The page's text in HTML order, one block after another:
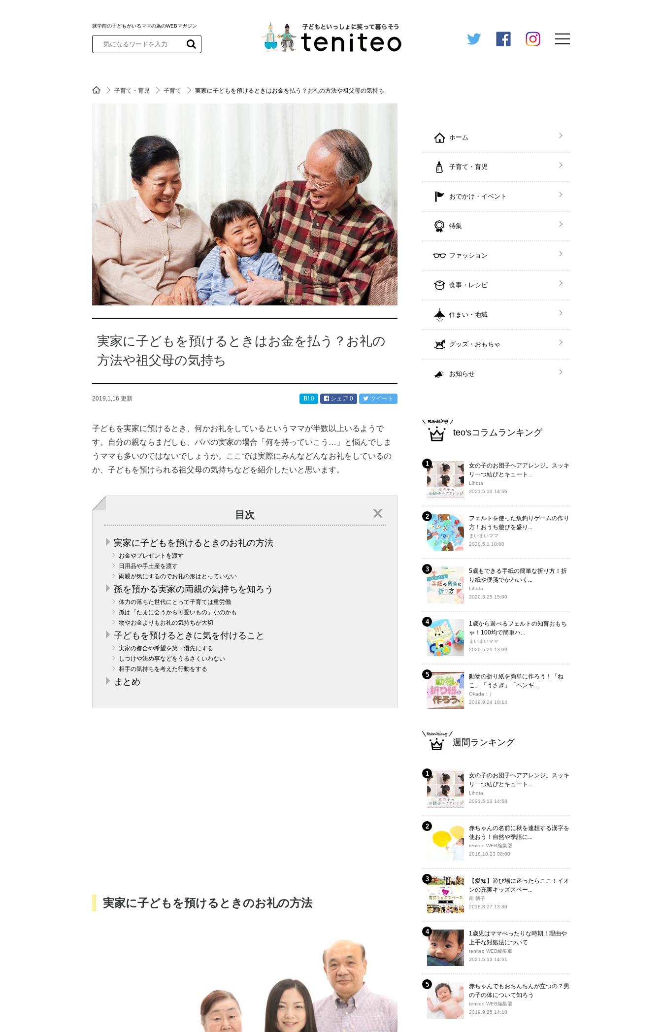
就学前の子どもがいるママの為のWEBマガジン
子育て・育児 子育て 実家に子どもを預けるときはお金を払う？お礼の方法や祖父母の気持ち
実家に子どもを預けるときはお金を払う？お礼の
方法や祖父母の気持ち
2019,1,16 更新 0 シェア 0 ツイート
子どもを実家に預けるとき、何かお礼をしているというママが半数以上いるようで
す。自分の親ならまだしも、パパの実家の場合「何を持っていこう…」と悩んでしま
うママも多いのではないでしょうか。ここでは実際にみんなどんなお礼をしているの
か、子どもを預けられる祖父母の気持ちなどを紹介したいと思います。
目次
実家に子どもを預けるときのお礼の方法
お金やプレゼントを渡す
日用品や手土産を渡す
両親が気にするのでお礼の形はとっていない
孫を預かる実家の両親の気持ちを知ろう
体力の落ちた世代にとって子育ては重労働
孫は「たまに会うから可愛いもの」なのかも
物やお金よりもお礼の気持ちが大切
子どもを預けるときに気を付けること
実家の都合や希望を第一優先にする
しつけや決め事などをうるさくいわない
相手の気持ちを考えた行動をする
まとめ
実家に子どもを預けるときのお礼の方法
ホーム
子育て・育児
おでかけ・イベント
特集
ファッション
食事・レシピ
住まい・地域
グッズ・おもちゃ
お知らせ
teo'sコラムランキング
女の子のお団子ヘアアレンジ。スッキ
リ一つ結びとキュート...
Lihota
2021.5.13 14:56
フェルトを使った魚釣りゲームの作り
方！おうち遊びを盛り...
まいまいママ
2020.5.1 10:00
5歳もできる手紙の簡単な折り方！折
り紙や便箋でかわいく...
Lihota
2020.3.25 15:00
1歳から遊べるフェルトの知育おもち
ゃ！100均で簡単ハ...
まいまいママ
2020.5.21 13:00
動物の折り紙を簡単に作ろう！「ね
こ」「うさぎ」「ペンギ...
Okada：）
2019.9.24 18:14
週間ランキング
女の子のお団子ヘアアレンジ。スッキ
リ一つ結びとキュート...
Lihota
2021.5.13 14:56
赤ちゃんの名前に秋を連想する漢字を
使おう！自然や季語に...
teniteo WEB編集部
2018.10.23 08:00
【愛知】遊び場に迷ったらここ！イオ
ンの充実キッズスペー...
南 朝子
2018.8.27 13:30
1歳児はママべったりな時期！理由や
上手な対処法について
teniteo WEB編集部
2021.5.13 14:51
赤ちゃんでもおちんちんが立つの？男
の子の体について知ろう
teniteo WEB編集部
2019.9.25 14:10